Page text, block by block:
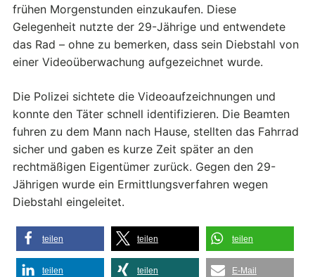
frühen Morgenstunden einzukaufen. Diese
Gelegenheit nutzte der 29-Jährige und entwendete
das Rad – ohne zu bemerken, dass sein Diebstahl von
einer Videoüberwachung aufgezeichnet wurde.
Die Polizei sichtete die Videoaufzeichnungen und
konnte den Täter schnell identifizieren. Die Beamten
fuhren zu dem Mann nach Hause, stellten das Fahrrad
sicher und gaben es kurze Zeit später an den
rechtmäßigen Eigentümer zurück. Gegen den 29-
Jährigen wurde ein Ermittlungsverfahren wegen
Diebstahl eingeleitet.
teilen teilen teilen
teilen teilen E-Mail